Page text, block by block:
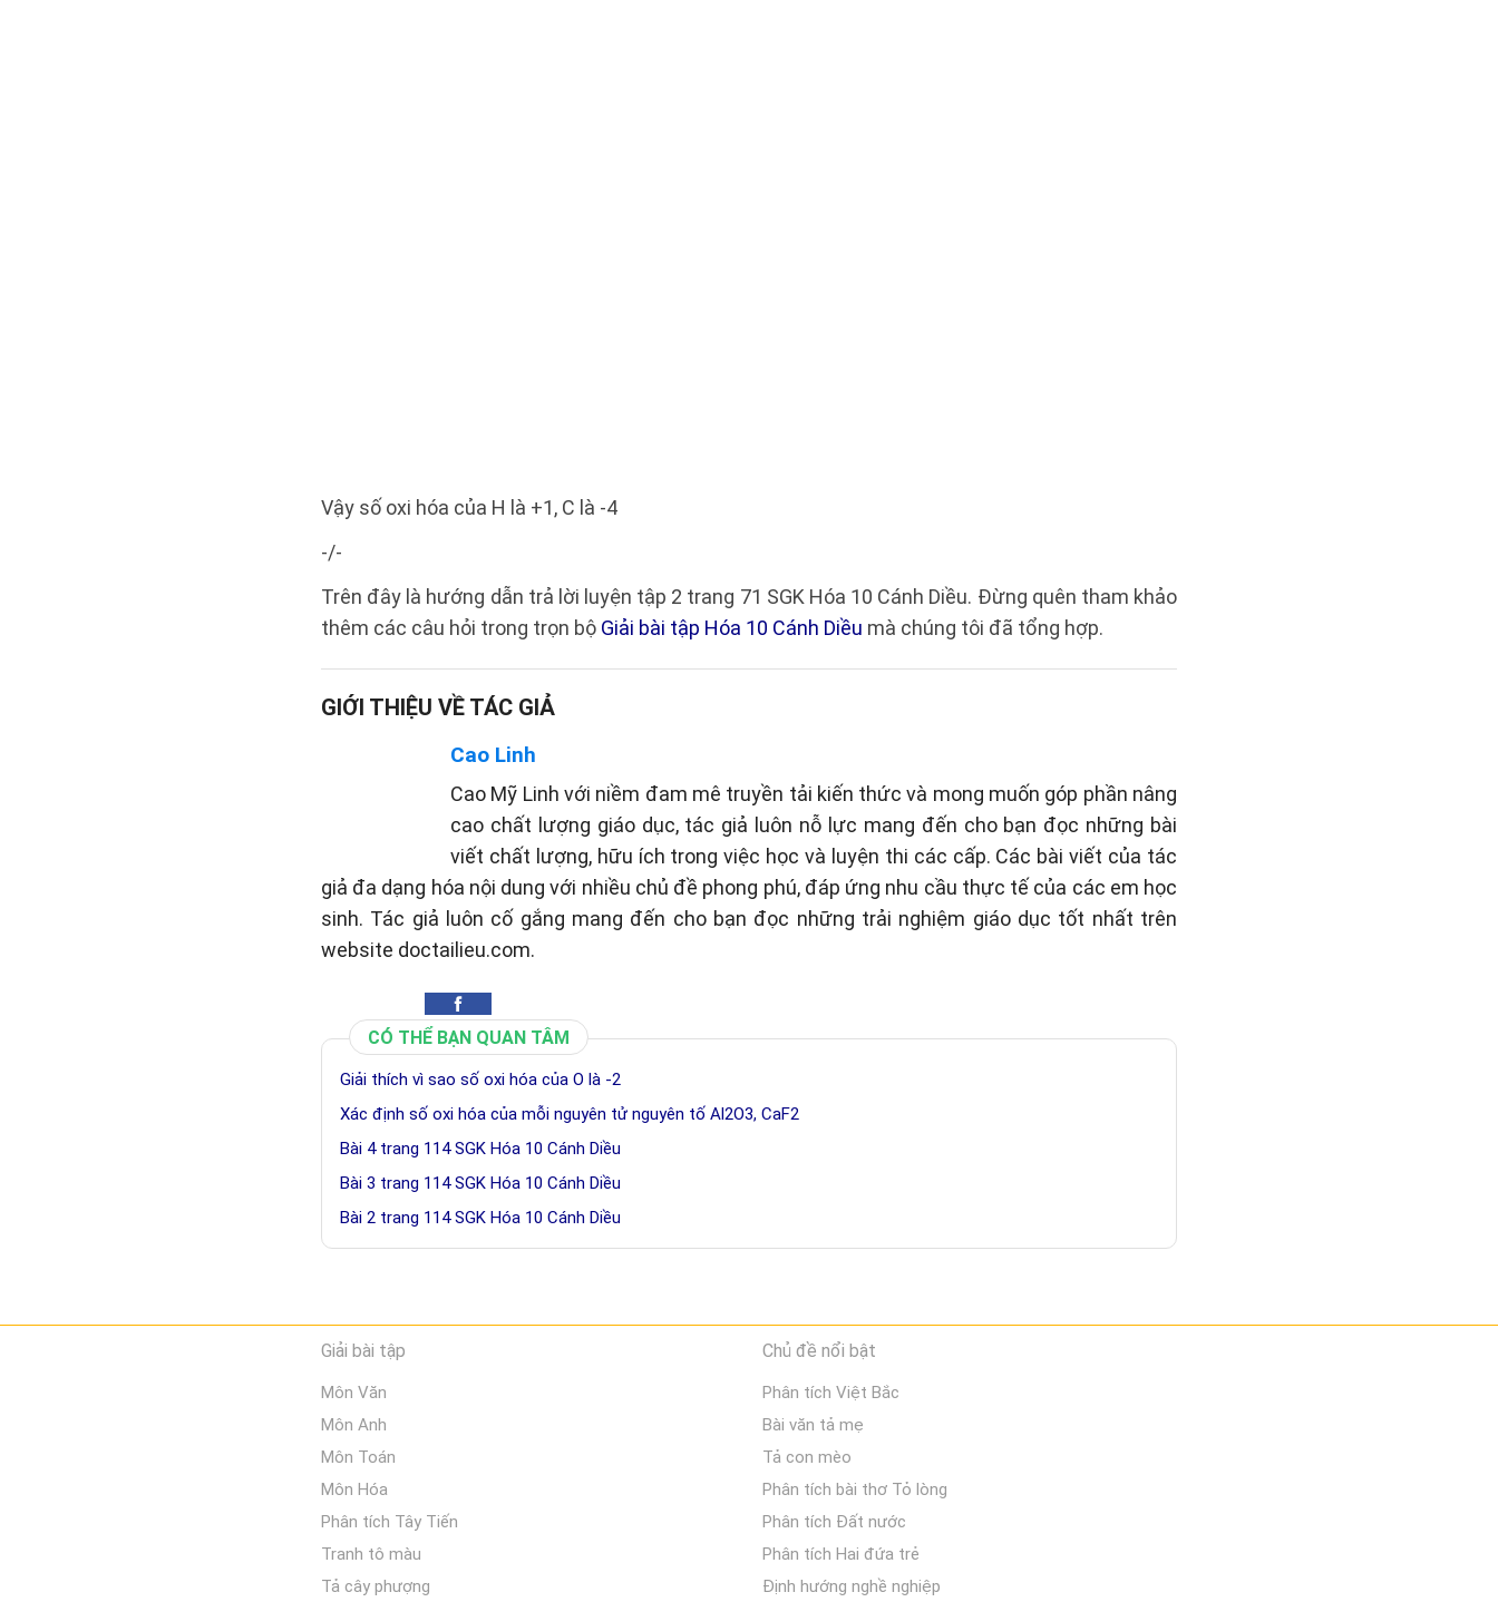
Vậy số oxi hóa của H là +1, C là -4
-/-
Trên đây là hướng dẫn trả lời luyện tập 2 trang 71 SGK Hóa 10 Cánh Diều. Đừng quên tham khảo
thêm các câu hỏi trong trọn bộ Giải bài tập Hóa 10 Cánh Diều mà chúng tôi đã tổng hợp.
GIỚI THIỆU VỀ TÁC GIẢ
Cao Linh
Cao Mỹ Linh với niềm đam mê truyền tải kiến thức và mong muốn góp phần nâng
cao chất lượng giáo dục, tác giả luôn nỗ lực mang đến cho bạn đọc những bài
viết chất lượng, hữu ích trong việc học và luyện thi các cấp. Các bài viết của tác
giả đa dạng hóa nội dung với nhiều chủ đề phong phú, đáp ứng nhu cầu thực tế của các em học
sinh. Tác giả luôn cố gắng mang đến cho bạn đọc những trải nghiệm giáo dục tốt nhất trên
website doctailieu.com.
CÓ THỂ BẠN QUAN TÂM
Giải thích vì sao số oxi hóa của O là -2
Xác định số oxi hóa của mỗi nguyên tử nguyên tố Al2O3, CaF2
Bài 4 trang 114 SGK Hóa 10 Cánh Diều
Bài 3 trang 114 SGK Hóa 10 Cánh Diều
Bài 2 trang 114 SGK Hóa 10 Cánh Diều
Giải bài tập
Môn Văn
Môn Anh
Môn Toán
Môn Hóa
Phân tích Tây Tiến
Tranh tô màu
Tả cây phượng
Chủ đề nổi bật
Phân tích Việt Bắc
Bài văn tả mẹ
Tả con mèo
Phân tích bài thơ Tỏ lòng
Phân tích Đất nước
Phân tích Hai đứa trẻ
Định hướng nghề nghiệp